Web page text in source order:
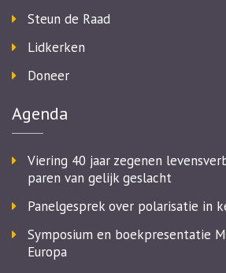
Steun de Raad
Lidkerken
Doneer
Agenda
Viering 40 jaar zegenen
paren van gelijk geslacht
Panelgesprek over polarisatie in
Symposium en boekpresentatie
Europa